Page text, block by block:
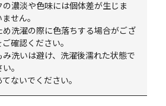
濃淡や色味には個体差が生じま
せん。
洗濯の際に色落ちする場合がござ
確認ください。
洗いは避け、洗濯後濡れた状態で
。
ないでください。